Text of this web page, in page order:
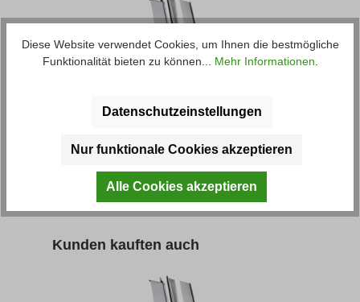
Reparatur-Set Tür rechts - festes
Regulärer Preis:
176,66 € *
Produktgalerie überspringen
Kunden kauften auch
Diese Website verwendet Cookies, um Ihnen die bestmögliche
Funktionalität bieten zu können... Mehr Informationen
Datenschutzeinstellungen
Nur funktionale Cookies akzeptieren
Alle Cookies akzeptieren